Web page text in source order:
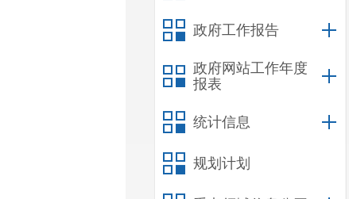
政府工作报告
政府网站工作年度
报表
统计信息
规划计划